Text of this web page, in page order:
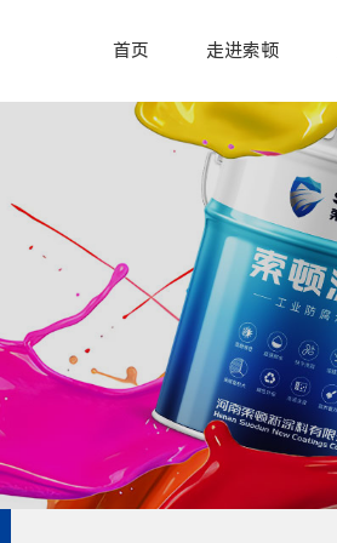
首页 走进索顿